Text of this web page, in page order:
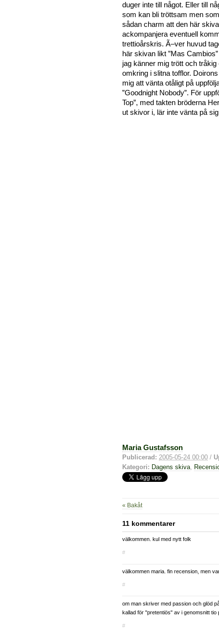
duger inte till något. Eller till
som kan bli tröttsam men
sådan charm att den här
ackompanjera eventuell
trettioårskris. Ã–ver huvud
här skivan likt ”Mas
jag känner mig trött och tråkig
omkring i slitna tofflor.
mig att vänta otåligt på
”Goodnight Nobody”. För
Top”, med takten bröderna
ut skivor i, lär inte vänta på
Maria Gustafsson
Publicerad: 2005-05-24 00:00 /
Kategori: Dagens skiva,
« Bakåt
11 kommentarer
välkommen. kul med nytt folk
#
välkommen maria. fin recension, men
#
om man skriver med passion och glöd
kallad för "pretentiös" av i genomsnitt tio
#